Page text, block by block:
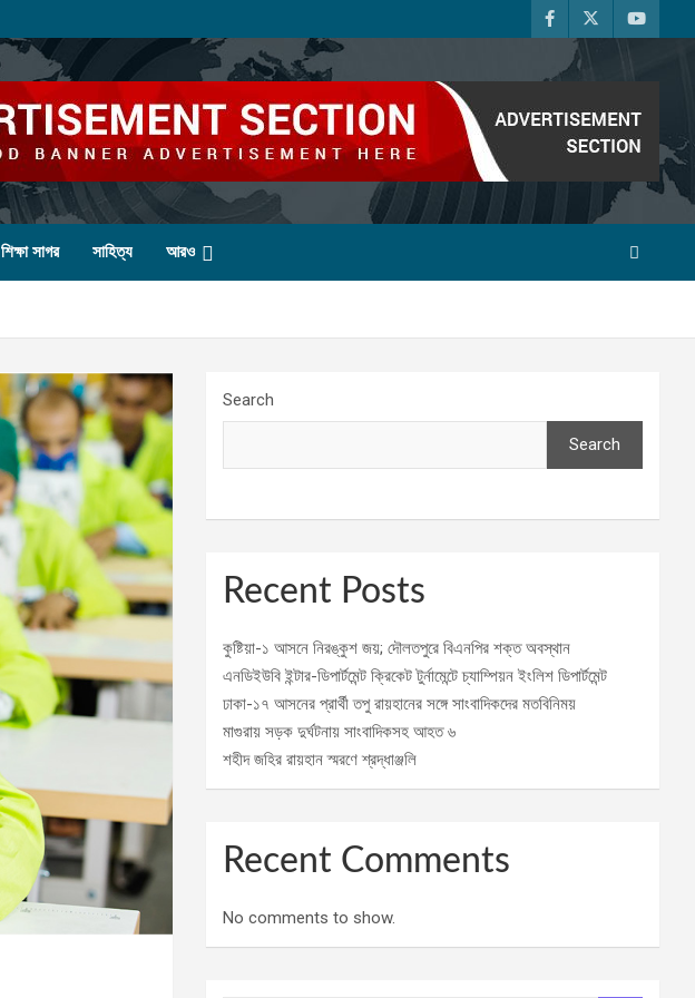
শিক্ষা সাগর সাহিত্য আরও
Search
Search
Recent Posts
কুষ্টিয়া-১ আসনে নিরঙ্কুশ জয়; দৌলতপুরে বিএনপির শক্ত অবস্থান
এনডিইউবি ইন্টার-ডিপার্টমেন্ট ক্রিকেট টুর্নামেন্টে চ্যাম্পিয়ন ইংলিশ ডিপার্টমেন্ট
ঢাকা-১৭ আসনের প্রার্থী তপু রায়হানের সঙ্গে সাংবাদিকদের মতবিনিময়
মাগুরায় সড়ক দুর্ঘটনায় সাংবাদিকসহ আহত ৬
শহীদ জহির রায়হান স্মরণে শ্রদ্ধাঞ্জলি
Recent Comments
No comments to show.